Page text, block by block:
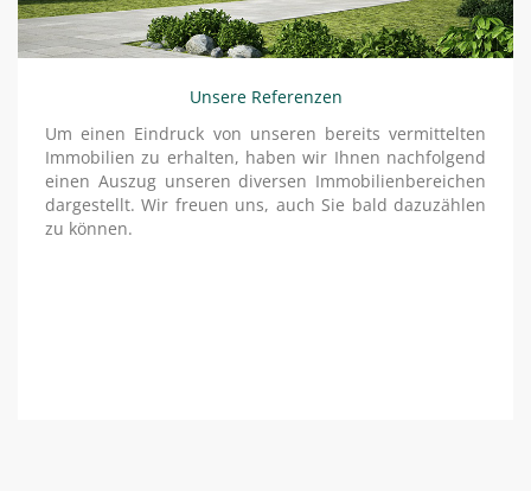
Unsere Referenzen
Um einen Eindruck von unseren bereits vermittelten
Immobilien zu erhalten, haben wir Ihnen nachfolgend
einen Auszug unseren diversen Immobilienbereichen
dargestellt. Wir freuen uns, auch Sie bald dazuzählen
zu können.